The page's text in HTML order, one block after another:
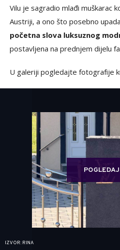
Vilu je sagradio mlađi muškarac
Austriji, a ono što posebno
početna slova luksuznog
postavljena na prednjem dijelu
U galeriji pogledajte fotografije
IZVOR: RINA